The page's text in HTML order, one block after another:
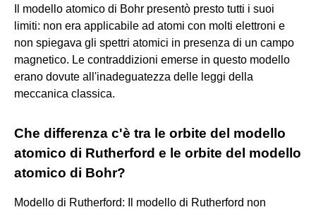
Il modello atomico di Bohr presentò presto tutti i suoi
limiti: non era applicabile ad atomi con molti elettroni e
non spiegava gli spettri atomici in presenza di un campo
magnetico. Le contraddizioni emerse in questo modello
erano dovute all'inadeguatezza delle leggi della
meccanica classica.
Che differenza c'è tra le orbite del modello
atomico di Rutherford e le orbite del modello
atomico di Bohr?
Modello di Rutherford: Il modello di Rutherford non